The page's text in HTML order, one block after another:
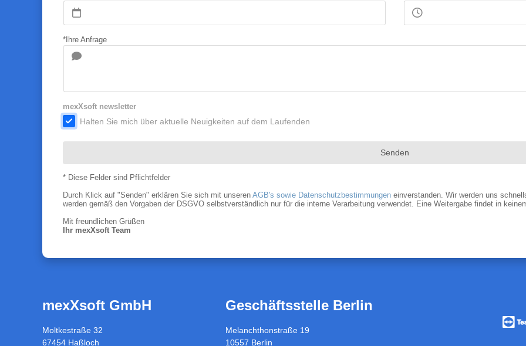
*Ihre Anfrage
mexXsoft newsletter
. Halten Sie mich über aktuelle Neuigkeiten auf dem Laufenden
Senden
* Diese Felder sind Pflichtfelder
Durch Klick auf "Senden" erklären Sie sich mit unseren AGB's sowie Datenschutzbestimmungeneinverstanden. Wir werden uns
werden gemäß den Vorgaben der DSGVO selbstverständlich nur für die interne Verarbeitung verwendet. Eine Weitergabe findet in
Mit freundlichen Grüßen
Ihr mexXsoft Team
mexXsoft GmbH
Moltkestraße 32
67454 Haßloch
Geschäftsstelle Berlin
Melanchthonstraße 19
10557 Berlin
/